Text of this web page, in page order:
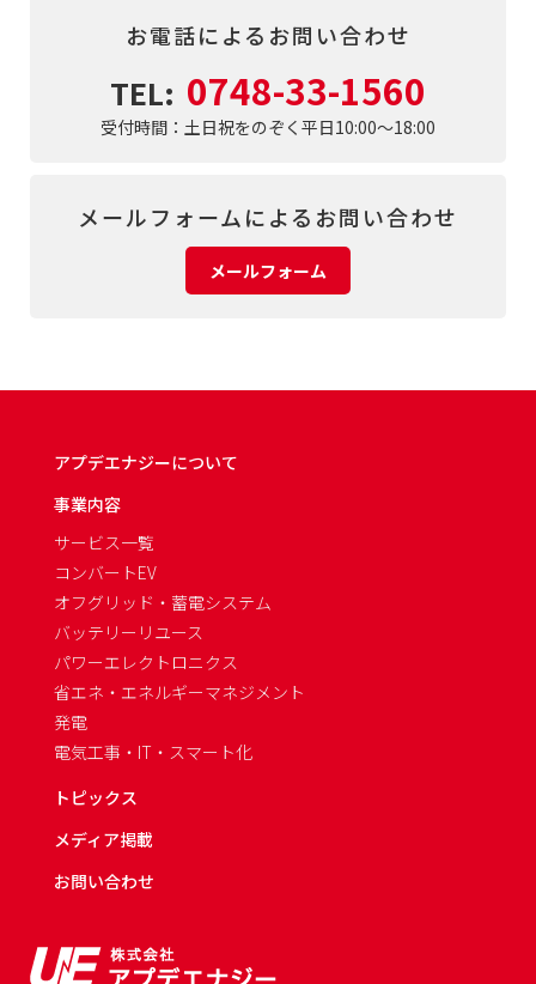
お電話によるお問い合わせ
TEL: 0748-33-1560
受付時間：土日祝をのぞく平日10:00～18:00
メールフォームによるお問い合わせ
メールフォーム
アプデエナジーについて
事業内容
サービス一覧
コンバートEV
オフグリッド・蓄電システム
バッテリーリユース
パワーエレクトロニクス
省エネ・エネルギーマネジメント
発電
電気工事・IT・スマート化
トピックス
メディア掲載
お問い合わせ